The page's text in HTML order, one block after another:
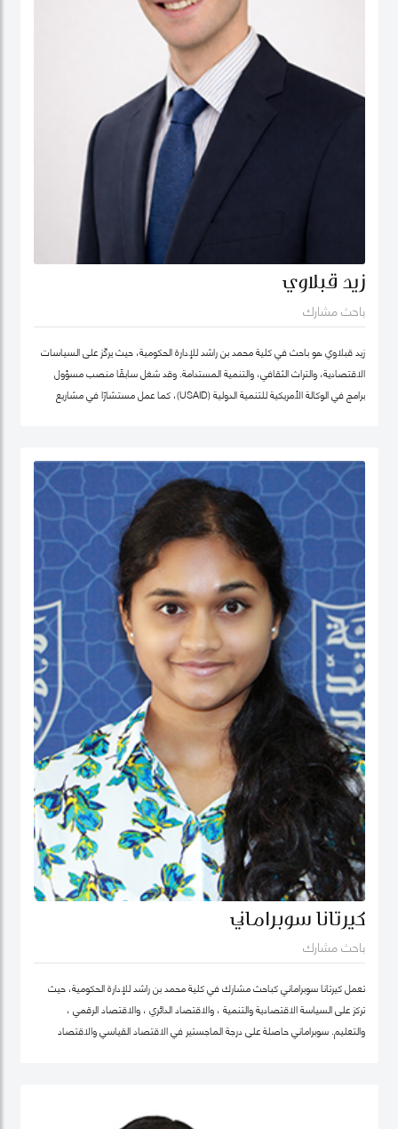
زيد قبلاوي
باحث مشارك
زيد قبلاوي هو باحث في كلية محمد بن راشد للإدارة الحكومية، حيث يركّز على السياسات
الاقتصادية، والتراث الثقافي، والتنمية المستدامة. وقد شغل سابقًا منصب مسؤول
برامج في الوكالة الأمريكية للتنمية الدولية (USAID)، كما عمل مستشارًا في مشاريع
كيرتانا سوبراماني
باحث مشارك
تعمل كيرتانا سوبراماني كباحث مشارك في كلية محمد بن راشد للإدارة الحكومية، حيث
تركز على السياسة الاقتصادية والتنمية ، والاقتصاد الدائري ، والاقتصاد الرقمي ،
والتعليم. سوبراماني حاصلة على درجة الماجستير في الاقتصاد القياسي والاقتصاد